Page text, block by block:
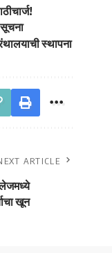
सूचना
स्थापना
ARTICLE
खून